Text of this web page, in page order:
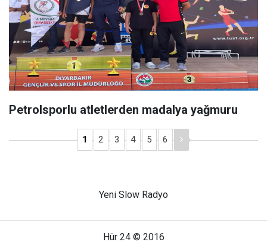
Petrolsporlu atletlerden madalya yağmuru
1 2 3 4 5 6
Yeni Slow Radyo
Hür 24 © 2016